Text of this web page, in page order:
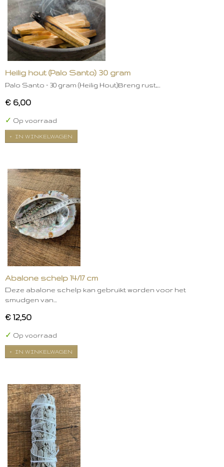
Heilig hout (Palo Santo) 30 gram
Palo Santo – 30 gram (Heilig Hout)Breng rust,…
€ 6,00
✓ Op voorraad
IN WINKELWAGEN
Abalone schelp 14/17 cm
Deze abalone schelp kan gebruikt worden voor het
smudgen van…
€ 12,50
✓ Op voorraad
IN WINKELWAGEN